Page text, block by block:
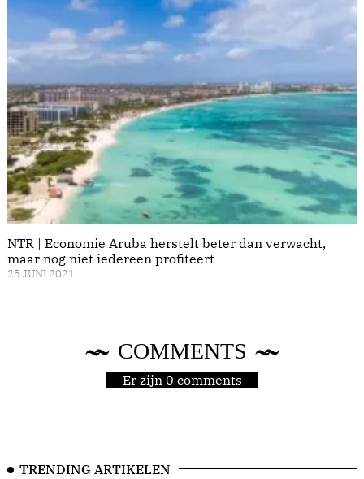
NTR | Economie Aruba herstelt beter dan verwacht,
maar nog niet iedereen profiteert
25 JUNI 2021
COMMENTS
Er zijn 0 comments
TRENDING ARTIKELEN